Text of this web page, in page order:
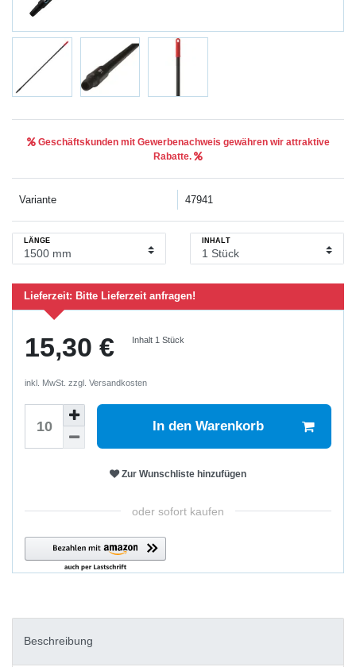
Geschäftskunden mit Gewerbenachweis gewähren wir attraktive
Rabatte.
Variante 47941
LÄNGE INHALT
Lieferzeit: Bitte Lieferzeit anfragen!
15,30 € Inhalt 1Stück
inkl. MwSt. zzgl. Versandkosten
In den Warenkorb
Zur Wunschliste hinzufügen
oder sofort kaufen
Beschreibung